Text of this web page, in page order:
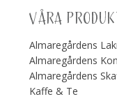
VÅRA
Almaregårdens
Almaregårdens
Almaregårdens
Kaffe & Te